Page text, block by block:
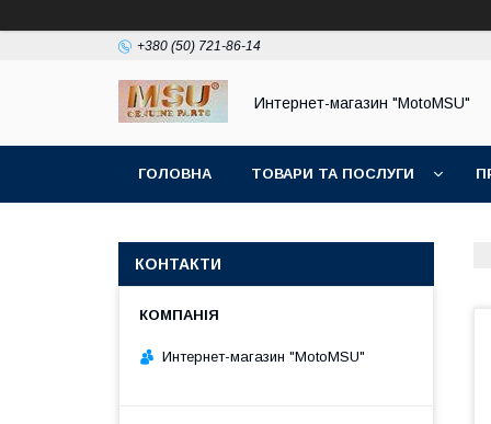
+380 (50) 721-86-14
Интернет-магазин "MotoMSU"
ГОЛОВНА ТОВАРИ ТА ПОСЛУГИ
КОНТАКТИ
Интернет-магазин "MotoMSU"